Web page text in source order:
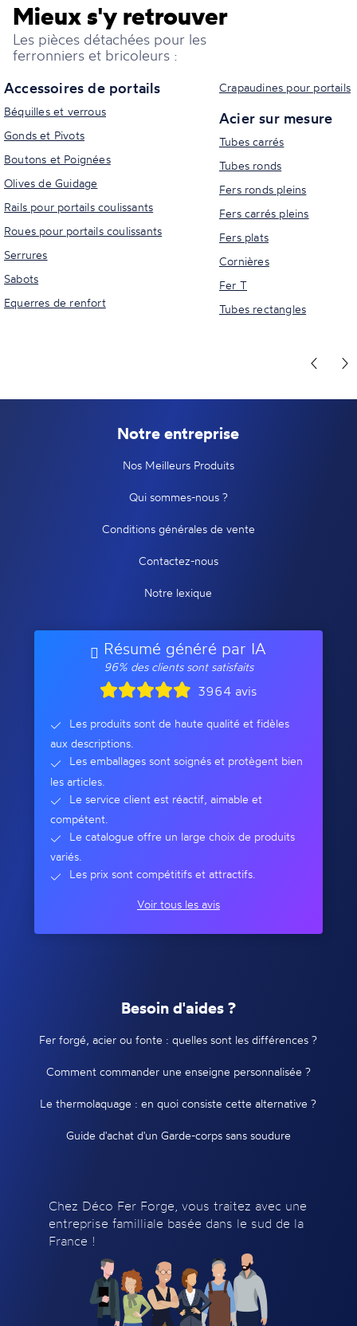
Mieux s'y retrouver
Les pièces détachées pour les
ferronniers et bricoleurs :
Accessoires de portails
Béquilles et verrous
Gonds et Pivots
Boutons et Poignées
Olives de Guidage
Rails pour portails coulissants
Roues pour portails coulissants
Serrures
Sabots
Equerres de renfort
Crapaudines pour portails
Acier sur mesure
Tubes carrés
Tubes ronds
Fers ronds pleins
Fers carrés pleins
Fers plats
Cornières
Fer T
Tubes rectangles
Notre entreprise
Nos Meilleurs Produits
Qui sommes-nous ?
Conditions générales de vente
Contactez-nous
Notre lexique
Résumé généré par IA
96% des clients sont satisfaits
3964 avis
Les produits sont de haute qualité et fidèles
aux descriptions.
Les emballages sont soignés et protègent bien
les articles.
Le service client est réactif, aimable et
compétent.
Le catalogue offre un large choix de produits
variés.
Les prix sont compétitifs et attractifs.
Voir tous les avis
Besoin d'aides ?
Fer forgé, acier ou fonte : quelles sont les différences ?
Comment commander une enseigne personnalisée ?
Le thermolaquage : en quoi consiste cette alternative ?
Guide d'achat d'un Garde-corps sans soudure
Chez Déco Fer Forge, vous traitez avec une
entreprise familliale basée dans le sud de la
France !